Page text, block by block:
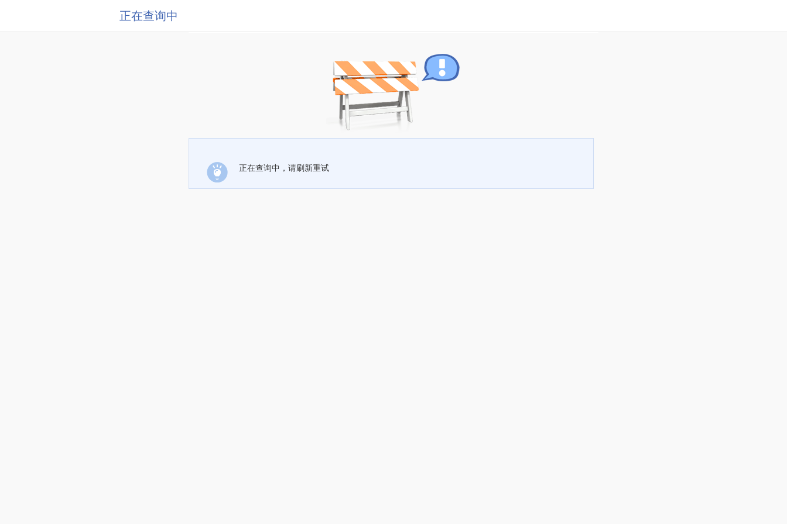
正在查询中
正在查询中，请刷新重试